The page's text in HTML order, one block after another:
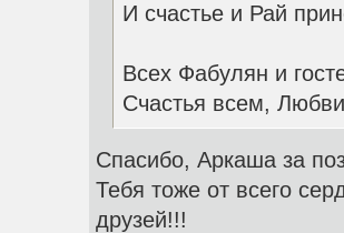
И счастье и Рай
Всех Фабулян и
Счастья всем,
Спасибо, Аркаша за
Тебя тоже от всего
друзей!!!